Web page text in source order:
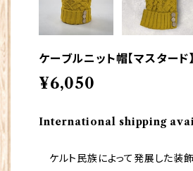
ケーブルニット帽【マスタ
¥6,050
International shipping
ケルト民族によって発展した装